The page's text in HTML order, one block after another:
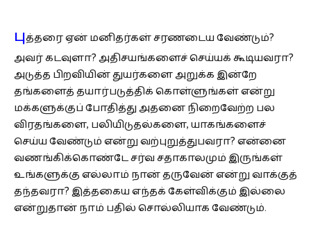
புத்தரை ஏன் மனிதர்கள் சரணடைய வேண்டும்?
அவர் கடவுளா? அதிசயங்களைச் செய்யக் கூடியவரா?
அடுத்த பிறவியின் துயர்களை அறுக்க இன்றே
தங்களைத் தயார்படுத்திக் கொள்ளுங்கள் என்று
மக்களுக்குப் போதித்து அதனை நிறைவேற்ற பல
விரதங்களை, பலியிடுதல்களை, யாகங்களைச்
செய்ய வேண்டும் என்று வற்புறுத்துபவரா? என்னை
வணங்கிக்கொண்டே சர்வ சதாகாலமும் இருங்கள்
உங்களுக்கு எல்லாம் நான் தருவேன் என்று வாக்குத்
தந்தவரா? இத்தகைய எந்தக் கேள்விக்கும் இல்லை
என்றுதான் நாம் பதில் சொல்லியாக வேண்டும்.